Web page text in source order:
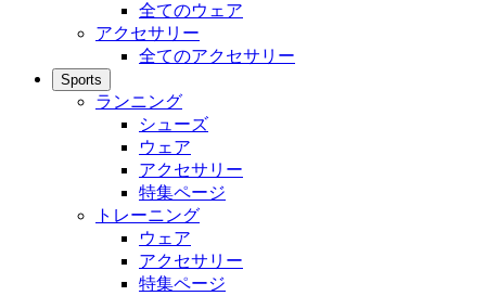
全てのウェア
アクセサリー
全てのアクセサリー
Sports
ランニング
シューズ
ウェア
アクセサリー
特集ページ
トレーニング
ウェア
アクセサリー
特集ページ